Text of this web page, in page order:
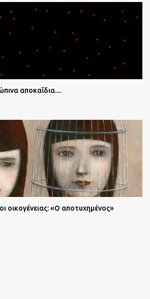
αποκαΐδια....
οικογένειας: «Ο αποτυχημένος»